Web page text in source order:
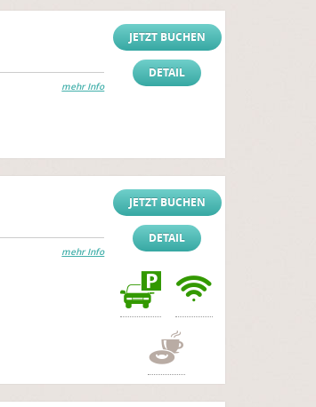
mehr Info
JETZT BUCHEN
DETAIL
mehr Info
JETZT BUCHEN
DETAIL